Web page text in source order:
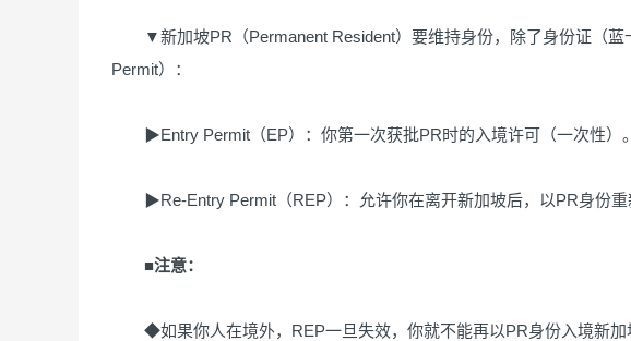
▼新加坡PR（Permanent Resident）要维持身份，除了身份证（蓝
Permit）：
▶Entry Permit（EP）：你第一次获批PR时的入境许可（一次性）。
▶Re-Entry Permit（REP）：允许你在离开新加坡后，以PR身份重
■注意：
◆如果你人在境外，REP一旦失效，你就不能再以PR身份入境新加